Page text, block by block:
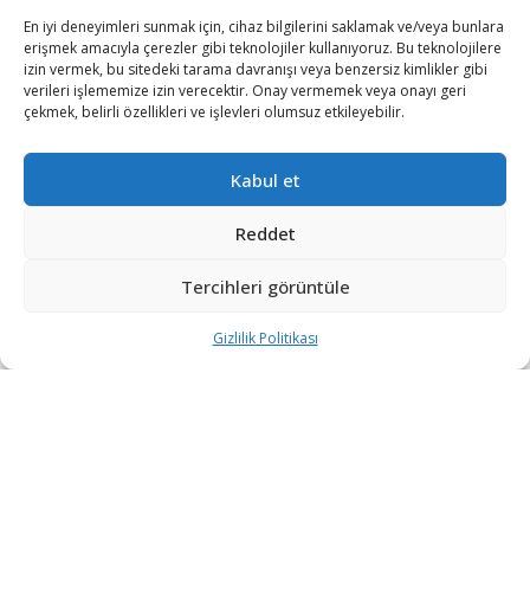
En iyi deneyimleri sunmak için, cihaz bilgilerini saklamak ve/veya bunlara
erişmek amacıyla çerezler gibi teknolojiler kullanıyoruz. Bu teknolojilere
izin vermek, bu sitedeki tarama davranışı veya benzersiz kimlikler gibi
verileri işlememize izin verecektir. Onay vermemek veya onayı geri
çekmek, belirli özellikleri ve işlevleri olumsuz etkileyebilir.
Kabul et
Reddet
Tercihleri görüntüle
Gizlilik Politikası
Tayvan, Çin saldırısı senaryosunda silah
üretimini taşımayı test edecek
1 HAFTA ÖNCE
DEVAMI YÜKLE